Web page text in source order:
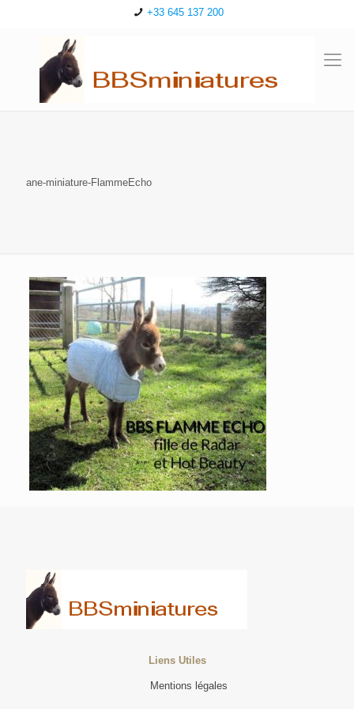
+33 645 137 200
ane-miniature-FlammeEcho
Liens Utiles
Mentions légales